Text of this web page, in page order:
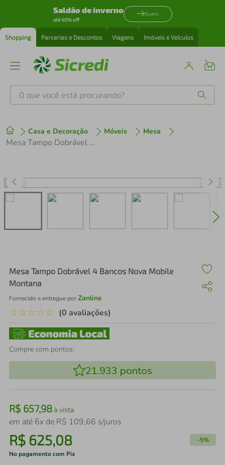
Saldão de inverno
até 40% off
Quero
Shopping Parcerias e Descontos Viagens Imóveis e Veículos
O que você está procurando?
Casa e Decoração Móveis Mesa
Mesa Tampo Dobrável 4 Bancos Nova Mobile Montana
Mesa Tampo Dobrável 4 Bancos Nova Mobile
Montana
Fornecido e entregue porZanline
☆☆☆☆☆ (0 avaliações)
Compre com pontos:
21.933 pontos
R$ 657,98à vista
em até 6x de R$ 109,66 s/juros
R$ 625,08 -5%
No pagamento com Pix
1º tenis
perfume